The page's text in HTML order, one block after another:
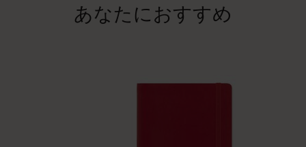
あなたにおすすめ